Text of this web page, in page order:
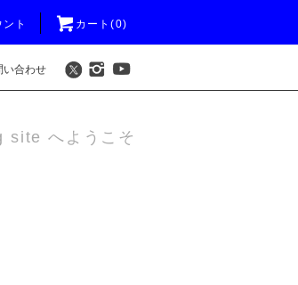
ト カート(0)
い合わせ
site へようこそ